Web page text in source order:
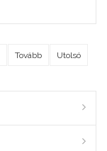
Tovább Utolsó